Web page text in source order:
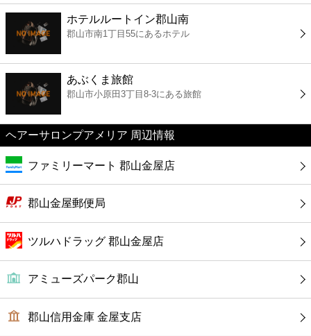
薬局
スーパー
エンタメ
レジャー
書店
ファミレス
ファーストフード
カフェ
ショッピング
ホテルルートイン郡山南
郡山市南1丁目55にあるホテル
あぶくま旅館
郡山市小原田3丁目8-3にある旅館
ヘアーサロンプアメリア 周辺情報
ファミリーマート 郡山金屋店
郡山金屋郵便局
ツルハドラッグ 郡山金屋店
アミューズパーク郡山
郡山信用金庫 金屋支店